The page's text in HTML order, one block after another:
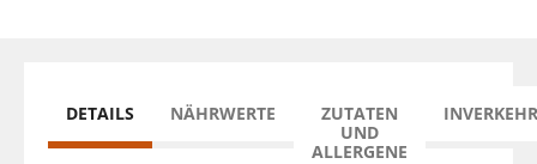
DETAILS NÄHRWERTE
ZUTATEN
UND
ALLERGENE